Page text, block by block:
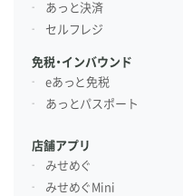
あっと決済
セルフレジ
免税・インバウンド
eあっと免税
あっとパスポート
店舗アプリ
みせめぐ
みせめぐMini